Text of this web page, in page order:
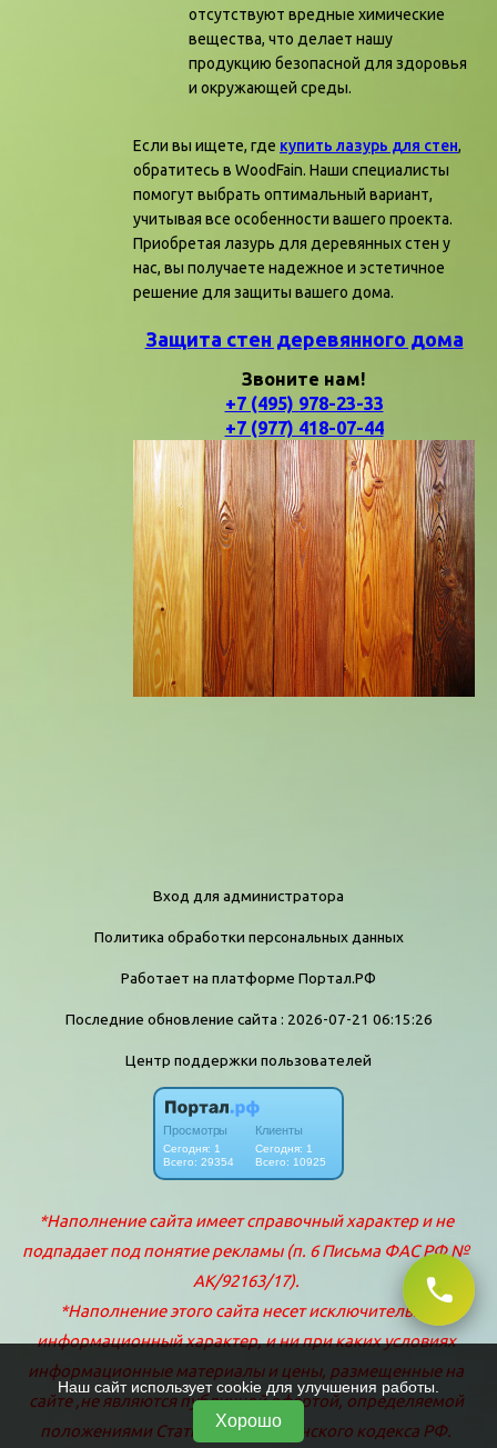
Наш сайт использует cookie для улучшения работы.
Хорошо
отсутствуют вредные химические
вещества, что делает нашу
продукцию безопасной для здоровья
и окружающей среды.
Если вы ищете, где купить лазурь для стен,
обратитесь в WoodFain. Наши специалисты
помогут выбрать оптимальный вариант,
учитывая все особенности вашего проекта.
Приобретая лазурь для деревянных стен у
нас, вы получаете надежное и эстетичное
решение для защиты вашего дома.
Защита стен деревянного дома
Звоните нам!
+7 (495) 978-23-33
+7 (977) 418-07-44
Вход для администратора
Политика обработки персональных данных
Работает на платформе Портал.РФ
Последние обновление сайта : 2026-07-21 06:15:26
Центр поддержки пользователей